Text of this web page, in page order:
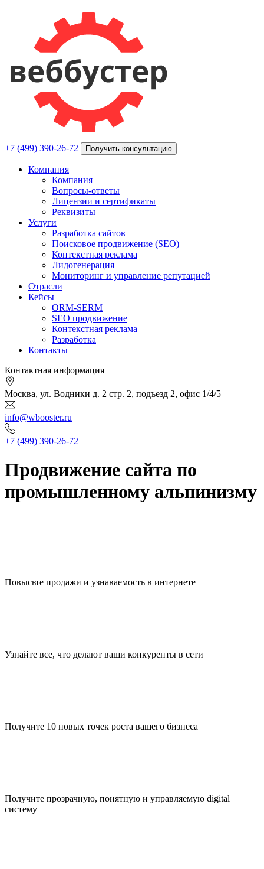
+7 (499) 390-26-72 Получить консультацию
Компания
Компания
Вопросы-ответы
Лицензии и сертификаты
Реквизиты
Услуги
Разработка сайтов
Поисковое продвижение (SEO)
Контекстная реклама
Лидогенерация
Мониторинг и управление репутацией
Отрасли
Кейсы
ORM-SERM
SEO продвижение
Контекстная реклама
Разработка
Контакты
Контактная информация
Москва, ул. Водники д. 2 стр. 2, подъезд 2, офис 1/4/5
info@wbooster.ru
+7 (499) 390-26-72
Продвижение сайта по
промышленному альпинизму
Повысьте продажи и узнаваемость в интернете
Узнайте все, что делают ваши конкуренты в сети
Получите 10 новых точек роста вашего бизнеса
Получите прозрачную, понятную и управляемую digital
систему